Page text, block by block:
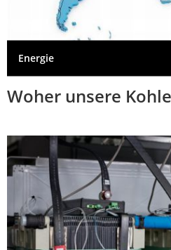
Energie
Woher unsere